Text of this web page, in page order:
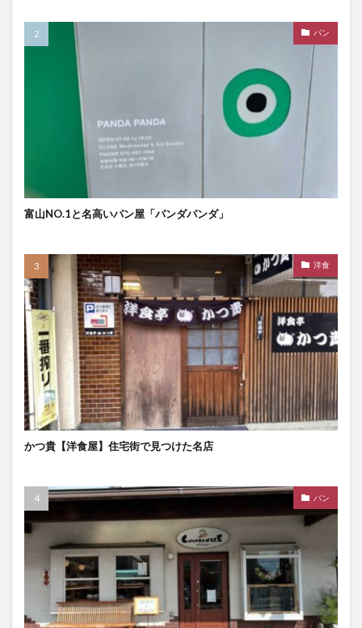
パン
富山NO.1と名高いパン屋「パンダパンダ」
洋食
かつ貴【洋食屋】住宅街で見つけた名店
パン